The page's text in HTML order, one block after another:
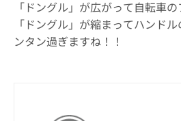
「ドングル」が広がって自転車
「ドングル」が縮まってハンド
ンタン過ぎますね！！